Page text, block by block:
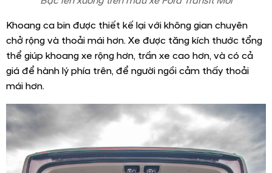
Khoang ca bin được thiết kế lại với không gian chuyên
chở rộng và thoải mái hơn. Xe được tăng kích thước tổng
thể giúp khoang xe rộng hơn, trần xe cao hơn, và có cả
giá để hành lý phía trên, để người ngồi cảm thấy thoải
mái hơn.